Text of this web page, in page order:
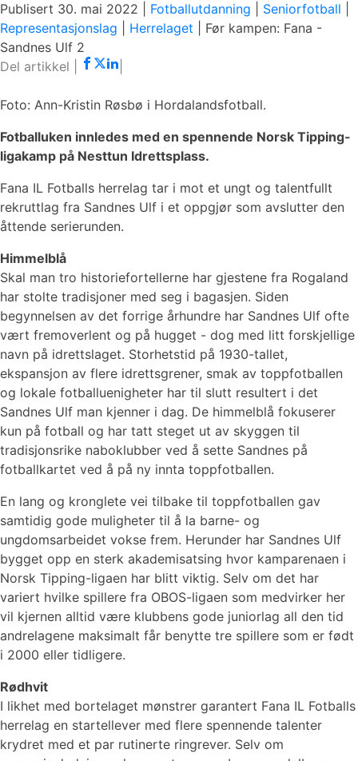
Publisert 30. mai 2022 | Fotballutdanning Seniorfotball
Representasjonslag
Herrelaget
Før kampen: Fana -
Sandnes Ulf 2
Foto: Ann-Kristin Røsbø i Hordalandsfotball.
Fotballuken innledes med en spennende Norsk Tipping-
ligakamp på Nesttun Idrettsplass.
Fana IL Fotballs herrelag tar i mot et ungt og talentfullt
rekruttlag fra Sandnes Ulf i et oppgjør som avslutter den
åttende serierunden.
Himmelblå
Skal man tro historiefortellerne har gjestene fra Rogaland
har stolte tradisjoner med seg i bagasjen. Siden
begynnelsen av det forrige århundre har Sandnes Ulf ofte
vært fremoverlent og på hugget - dog med litt forskjellige
navn på idrettslaget. Storhetstid på 1930-tallet,
ekspansjon av flere idrettsgrener, smak av toppfotballen
og lokale fotballuenigheter har til slutt resultert i det
Sandnes Ulf man kjenner i dag. De himmelblå fokuserer
kun på fotball og har tatt steget ut av skyggen til
tradisjonsrike naboklubber ved å sette Sandnes på
fotballkartet ved å på ny innta toppfotballen.
En lang og kronglete vei tilbake til toppfotballen gav
samtidig gode muligheter til å la barne- og
ungdomsarbeidet vokse frem. Herunder har Sandnes Ulf
bygget opp en sterk akademisatsing hvor kamparenaen i
Norsk Tipping-ligaen har blitt viktig. Selv om det har
variert hvilke spillere fra OBOS-ligaen som medvirker her
vil kjernen alltid være klubbens gode juniorlag all den tid
andrelagene maksimalt får benytte tre spillere som er født
i 2000 eller tidligere.
Rødhvit
I likhet med bortelaget mønstrer garantert Fana IL Fotballs
herrelag en startellever med flere spennende talenter
krydret med et par rutinerte ringrever. Selv om